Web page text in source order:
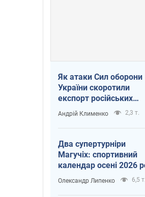
Як атаки Сил оборони
України скоротили
експорт російських
нафтопродуктів
Андрій Клименко 2,3 т.
Два супертурніри
Магучіх: спортивний
календар осені 2026
Олександр Липенко 6,5 т.